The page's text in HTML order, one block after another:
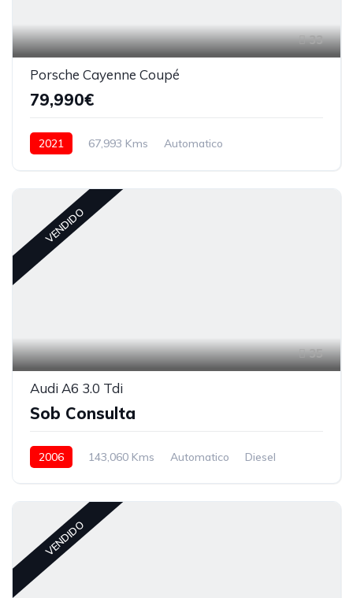
33
Porsche Cayenne Coupé
79,990€
2021 67,993 Kms
Automatico
VENDIDO
35
Audi A6 3.0 Tdi
Sob Consulta
2006 143,060 Kms Automatico Diesel
VENDIDO